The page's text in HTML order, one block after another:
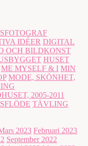
IDÉER DIGITAL
OCH BILDKONST
HUSET
ME MYSELF & I MIN
MODE, SKÖNHET,
2005-2011
TÄVLING
2023 Februari 2023
September 2022